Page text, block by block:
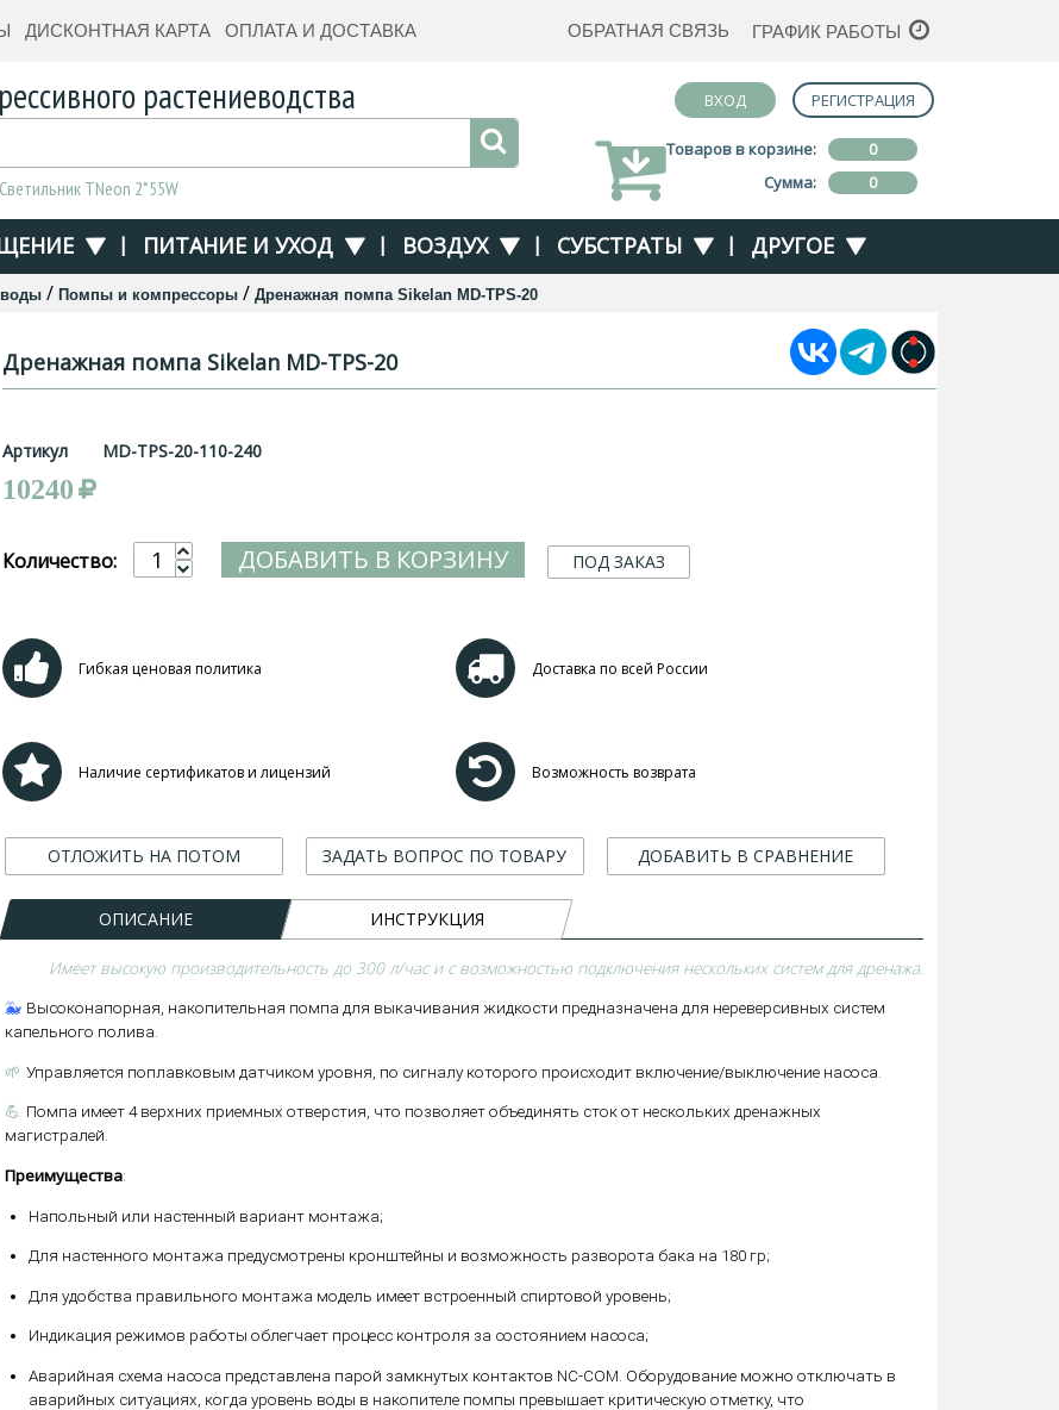
ДИСКОНТНАЯ КАРТА ОПЛАТА И ДОСТАВКА ОБРАТНАЯ СВЯЗЬ ГРАФИК РАБОТЫ
растениеводства
Светильник TNeon 2*55W
ВХОД РЕГИСТРАЦИЯ
Товаров в корзине:
0
Сумма:
0
| ПИТАНИЕ И УХОД | ВОЗДУХ | СУБСТРАТЫ | ДРУГОЕ
воды / Помпы и компрессоры / Дренажная помпа Sikelan MD-TPS-20
Дренажная помпа Sikelan MD-TPS-20
Артикул MD-TPS-20-110-240
10240
Количество: ДОБАВИТЬ В КОРЗИНУ ПОД ЗАКАЗ
Гибкая ценовая политика Доставка по всей России
Наличие сертификатов и лицензий Возможность возврата
ОТЛОЖИТЬ НА ПОТОМ ЗАДАТЬ ВОПРОС ПО ТОВАРУ ДОБАВИТЬ В СРАВНЕНИЕ
ОПИСАНИЕ ИНСТРУКЦИЯ
Имеет высокую производительность до 300 л/час и с возможностью подключения нескольких систем для дренажа.
🐳 Высоконапорная, накопительная помпа для выкачивания жидкости предназначена для нереверсивных систем
капельного полива.
🌱 Управляется поплавковым датчиком уровня, по сигналу которого происходит включение/выключение насоса.
💪 Помпа имеет 4 верхних приемных отверстия, что позволяет объединять сток от нескольких дренажных
магистралей.
Преимущества:
Напольный или настенный вариант монтажа;
Для настенного монтажа предусмотрены кронштейны и возможность разворота бака на 180 гр;
Для удобства правильного монтажа модель имеет встроенный спиртовой уровень;
Индикация режимов работы облегчает процесс контроля за состоянием насоса;
Аварийная схема насоса представлена парой замкнутых контактов NC-COM. Оборудование можно отключать в
аварийных ситуациях, когда уровень воды в накопителе помпы превышает критическую отметку, что